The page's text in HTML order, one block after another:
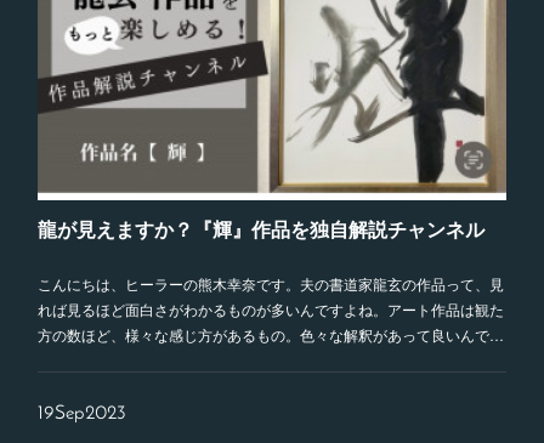
龍が見えますか？『輝』作品を独自解説チャンネル
こんにちは、ヒーラーの熊木幸奈です。夫の書道家龍玄の作品って、見
れば見るほど面白さがわかるものが多いんですよね。アート作品は観た
方の数ほど、様々な感じ方があるもの。色々な解釈があって良いんで…
19Sep2023